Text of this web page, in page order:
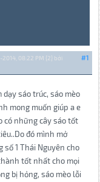
#1
2014, 08:22 PM {2} bởi
sáo trúc, sáo mèo
mong muốn giúp a e
có những cây sáo tốt
đó mình mở
1 Thái Nguyên cho
tốt nhất cho mọi
bị hỏng, sáo mèo lỗi